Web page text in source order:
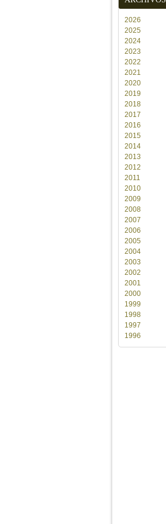
2026
2025
2024
2023
2022
2021
2020
2019
2018
2017
2016
2015
2014
2013
2012
2011
2010
2009
2008
2007
2006
2005
2004
2003
2002
2001
2000
1999
1998
1997
1996